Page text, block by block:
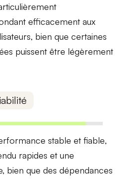
efficacement aux
bien que certaines
puissent être légèrement
stable etfiable,
rapides et une
bien que des dépendances